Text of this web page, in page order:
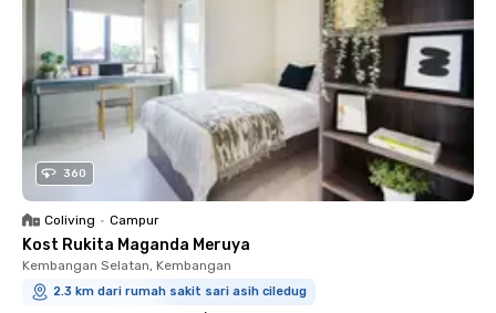
360
Coliving • Campur
Kost Rukita Maganda Meruya
Kembangan Selatan, Kembangan
2.3 km dari rumah sakit sari asih ciledug